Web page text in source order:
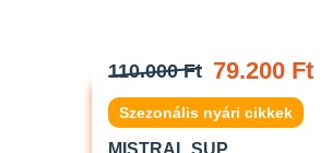
110.000 Ft 79.200 Ft
Szezonális nyári cikkek
MISTRAL SUP